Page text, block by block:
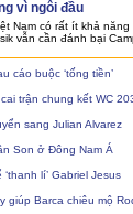
vì ngôi đầu
Nam có rất ít khả
vẫn cần đánh bại
cáo buộc ‘tống tiền’
trận chung kết WC
sang Julian Alvarez
Son ở Đông Nam Á
lí’ Gabriel Jesus
giúp Barca chiêu mộ